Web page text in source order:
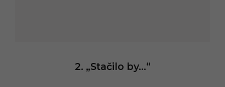
2. „Stačilo by…“